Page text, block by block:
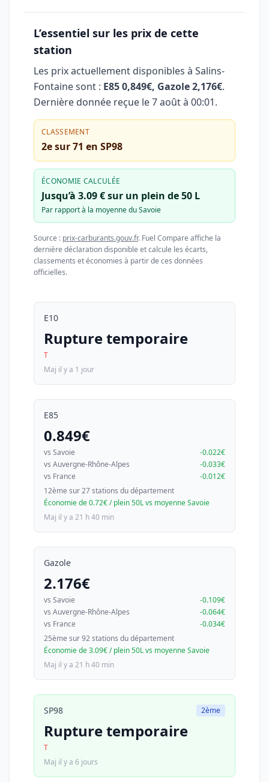
L’essentiel sur les prix de cette
station
Les prix actuellement disponibles à Salins-
Fontaine sont : E85 0,849€, Gazole 2,176€.
Dernière donnée reçue le7 août à 00:01.
CLASSEMENT
2e sur 71 en SP98
ÉCONOMIE CALCULÉE
Jusqu’à 3.09 € sur un plein de 50 L
Par rapport à la moyenne du Savoie
Source : prix-carburants.gouv.fr. Fuel Compare affiche la
dernière déclaration disponible et calcule les écarts,
classements et économies à partir de ces données
officielles.
E10
Rupture temporaire
T
Maj il y a 1 jour
E85
0.849€
vs Savoie
-0.022€
vs Auvergne-Rhône-Alpes
-0.033€
vs France
-0.012€
12ème sur 27 stations du département
Économie de 0.72€ / plein 50L vs moyenne Savoie
Maj il y a 21 h 40 min
Gazole
2.176€
vs Savoie
-0.109€
vs Auvergne-Rhône-Alpes
-0.064€
vs France
-0.034€
25ème sur 92 stations du département
Économie de 3.09€ / plein 50L vs moyenne Savoie
Maj il y a 21 h 40 min
SP98 2ème
Rupture temporaire
T
Maj il y a 6 jours